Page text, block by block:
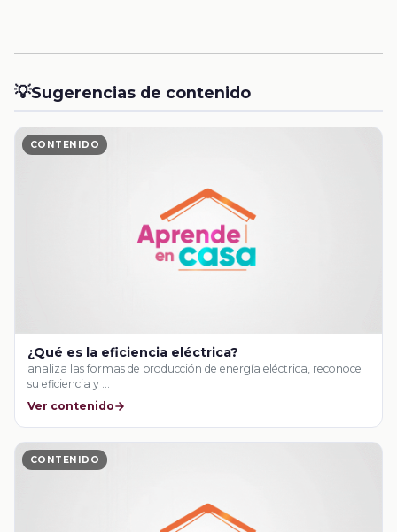
💡Sugerencias de contenido
CONTENIDO
¿Qué es la eficiencia eléctrica?
analiza las formas de producción de energía eléctrica, reconoce
su eficiencia y …
Ver contenido
CONTENIDO